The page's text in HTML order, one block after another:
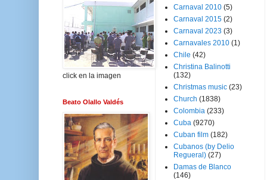
click en la imagen
Beato Olallo Valdés
Carnaval 2010 (5)
Carnaval 2015 (2)
Carnaval 2023 (3)
Carnavales 2010 (1)
Chile (42)
Christina Balinotti
(132)
Christmas music (23)
Church (1838)
Colombia (233)
Cuba (9270)
Cuban film (182)
Cubanos (by Delio
Regueral) (27)
Damas de Blanco
(146)